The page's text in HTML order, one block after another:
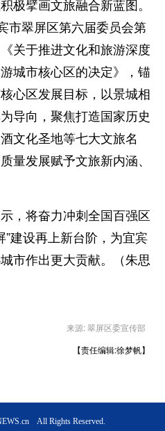
擘画文旅融合新蓝图。
市翠屏区第六届委员会第
关于推进文化和旅游深度
城市核心区的决定》，锚
心区发展目标，以景城相
导向，聚焦打造国家历史
文化圣地等七大文旅名
量发展赋予文旅新内涵、
将奋力冲刺全国百强区
建设再上新台阶，为宜宾
市作出更大贡献。（朱思
来源: 翠屏区委宣传部
【责任编辑:徐梦帆】
All Rights Reserved.